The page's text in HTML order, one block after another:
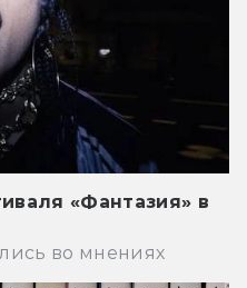
«Фантазия» в
во мнениях